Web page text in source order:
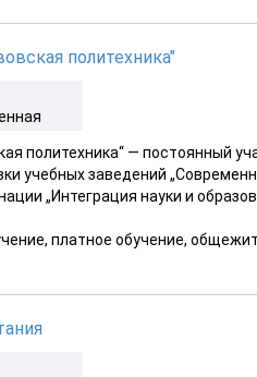
политехника"
политехника“ — постоянный
учебных заведений
„Интеграция науки и
платное обучение,